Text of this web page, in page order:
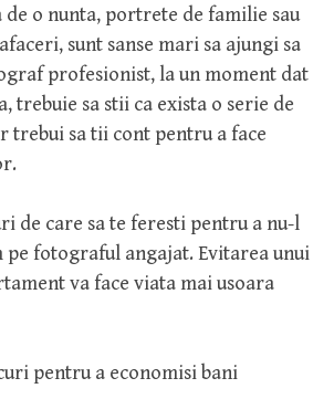
de o nunta, portrete de familie sau
sunt sanse mari sa ajungi sa
profesionist, la un moment dat
trebuie sa stii ca exista o serie de
trebui sa tii cont pentru a face
de care sa te feresti pentru a nu-l
pe fotograful angajat. Evitarea unui
va face viata mai usoara
pentru a economisi bani